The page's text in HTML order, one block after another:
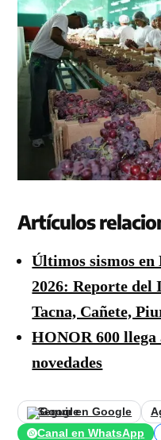
Artículos
Últimos sismos
2026: Reporte del
Tacna, Cañete,
HONOR 600 llega
novedades
Seguir en Google
Canal en WhatsApp